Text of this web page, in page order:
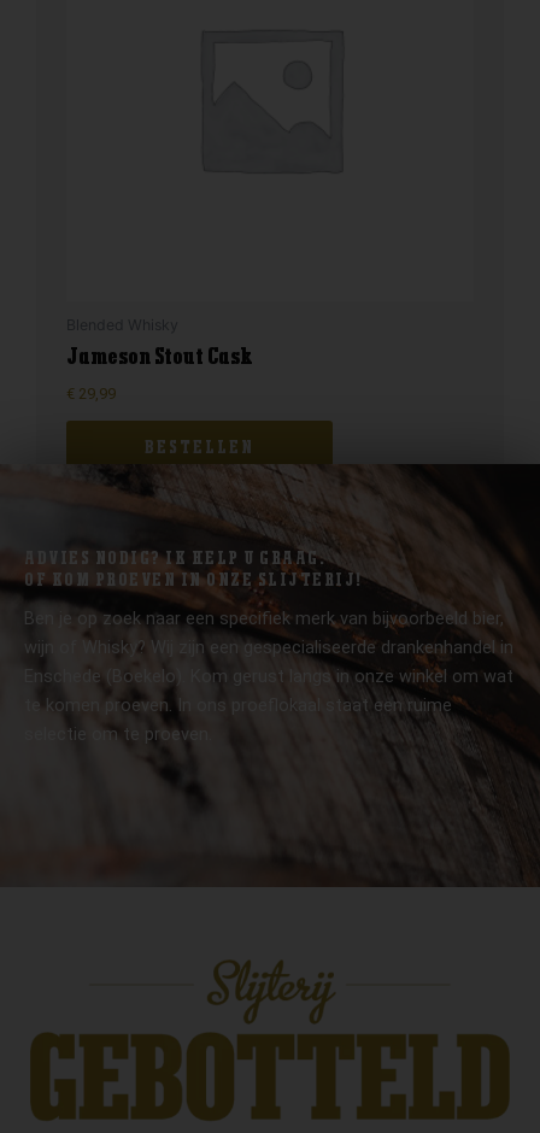
Jameson Stout Cask
€ 29,99
BESTELLEN
ADVIES NODIG? IK HELP U GRAAG.
OF KOM PROEVEN IN ONZE SLIJTERIJ!
Ben je op zoek naar een specifiek merk van bijvoorbeeld bier,
wijn of Whisky? Wij zijn een gespecialiseerde drankenhandel in
Enschede (Boekelo). Kom gerust langs in onze winkel om wat
te komen proeven. In ons proeflokaal staat een ruime
selectie om te proeven.